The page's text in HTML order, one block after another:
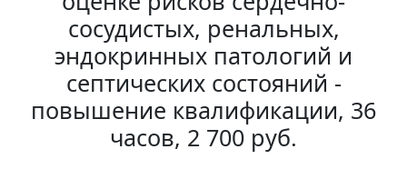
сосудистых, ренальных,
эндокринных патологий и
септических состояний -
повышение квалификации, 36
часов, 2 700 руб.